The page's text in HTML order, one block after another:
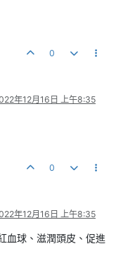
0
年12月16日 上午8:35
0
年12月16日 上午8:35
血球、滋潤頭皮、促進